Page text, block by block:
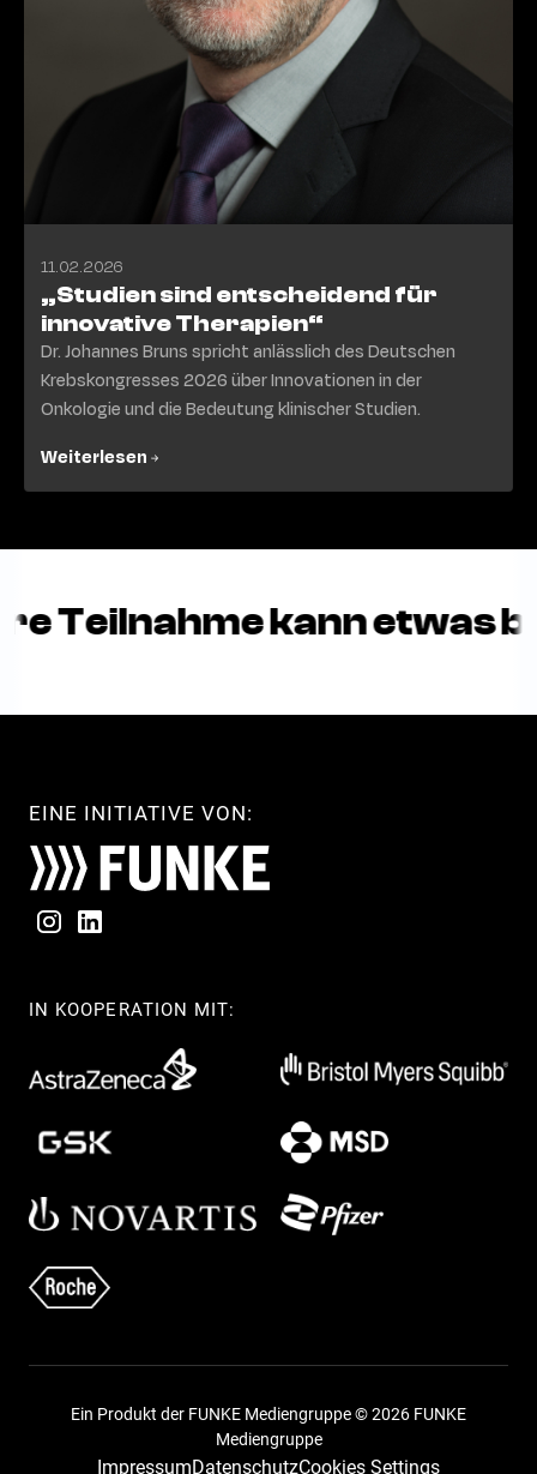
11.02.2026
„Studien sind entscheidend für
innovative Therapien“
Dr. Johannes Bruns spricht anlässlich des Deutschen
Krebskongresses 2026 über Innovationen in der
Onkologie und die Bedeutung klinischer Studien.
Weiterlesen
kann etwas
EINE INITIATIVE VON:
IN KOOPERATION MIT:
Ein Produkt der FUNKE Mediengruppe © 2026 FUNKE
Mediengruppe
ImpressumDatenschutzCookies Settings